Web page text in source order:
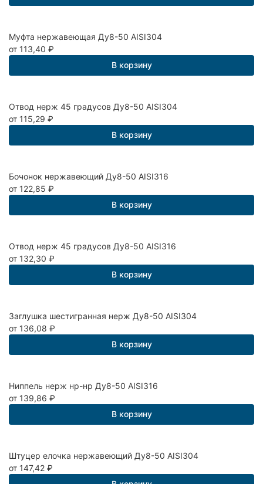
Муфта нержавеющая Ду8-50 AISI304
от 113,40 ₽
В корзину
Отвод нерж 45 градусов Ду8-50 AISI304
от 115,29 ₽
В корзину
Бочонок нержавеющий Ду8-50 AISI316
от 122,85 ₽
В корзину
Отвод нерж 45 градусов Ду8-50 AISI316
от 132,30 ₽
В корзину
Заглушка шестигранная нерж Ду8-50 AISI304
от 136,08 ₽
В корзину
Ниппель нерж нр-нр Ду8-50 AISI316
от 139,86 ₽
В корзину
Штуцер елочка нержавеющий Ду8-50 AISI304
от 147,42 ₽